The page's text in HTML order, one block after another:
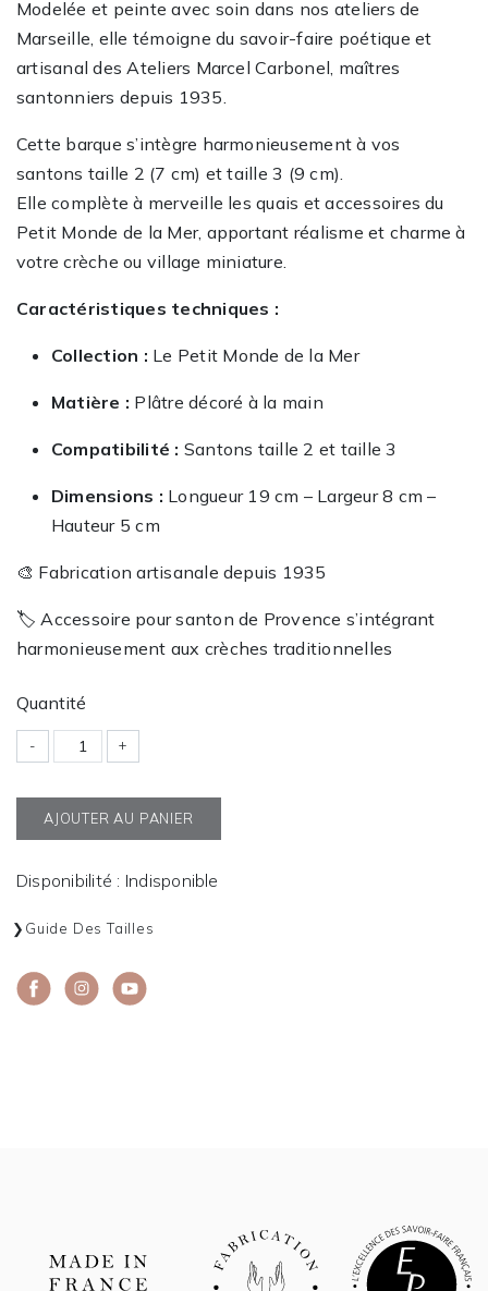
Modelée et peinte avec soin dans nos ateliers de
Marseille, elle témoigne du savoir-faire poétique et
artisanal des Ateliers Marcel Carbonel, maîtres
santonniers depuis 1935.
Cette barque s’intègre harmonieusement à vos
santons taille 2 (7 cm) et taille 3 (9 cm).
Elle complète à merveille les quais et accessoires du
Petit Monde de la Mer, apportant réalisme et charme à
votre crèche ou village miniature.
Caractéristiques techniques :
Collection : Le Petit Monde de la Mer
Matière : Plâtre décoré à la main
Compatibilité : Santons taille 2 et taille 3
Dimensions : Longueur 19 cm – Largeur 8 cm –
Hauteur 5 cm
🎨 Fabrication artisanale depuis 1935
🏷️ Accessoire pour santon de Provence s’intégrant
harmonieusement aux crèches traditionnelles
Quantité
- +
AJOUTER AU PANIER
Disponibilité : Indisponible
Guide Des Tailles